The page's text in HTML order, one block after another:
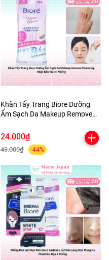
Khăn Tẩy Trang Biore Dưỡng
Ẩm Sạch Da Makeup Remove
Miếng
24.000₫
43.000₫ -44%